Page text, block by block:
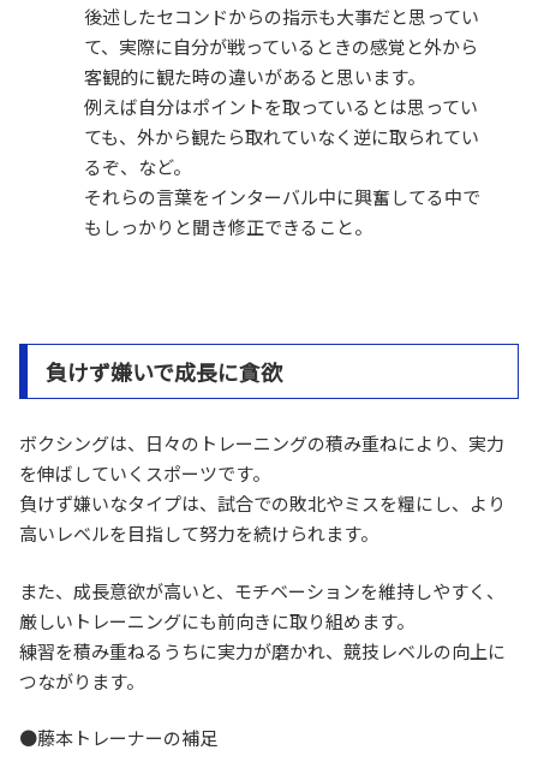
後述したセコンドからの指示も大事だと思ってい
て、実際に自分が戦っているときの感覚と外から
客観的に観た時の違いがあると思います。
例えば自分はポイントを取っているとは思ってい
ても、外から観たら取れていなく逆に取られてい
るぞ、など。
それらの言葉をインターバル中に興奮してる中で
もしっかりと聞き修正できること。
負けず嫌いで成長に貪欲
ボクシングは、日々のトレーニングの積み重ねにより、実力
を伸ばしていくスポーツです。
負けず嫌いなタイプは、試合での敗北やミスを糧にし、より
高いレベルを目指して努力を続けられます。
また、成長意欲が高いと、モチベーションを維持しやすく、
厳しいトレーニングにも前向きに取り組めます。
練習を積み重ねるうちに実力が磨かれ、競技レベルの向上に
つながります。
●藤本トレーナーの補足